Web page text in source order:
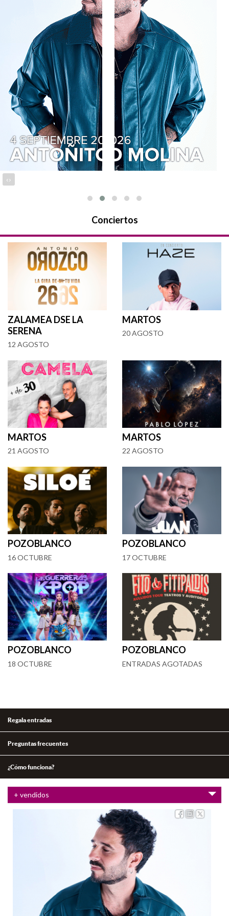
‹›
Conciertos
ZALAMEA DSE LA
SERENA
12 AGOSTO
MARTOS
20 AGOSTO
MARTOS
21 AGOSTO
MARTOS
22 AGOSTO
POZOBLANCO
16 OCTUBRE
POZOBLANCO
17 OCTUBRE
POZOBLANCO
18 OCTUBRE
POZOBLANCO
ENTRADAS AGOTADAS
Regala entradas
Preguntas frecuentes
¿Cómo funciona?
+ vendidos